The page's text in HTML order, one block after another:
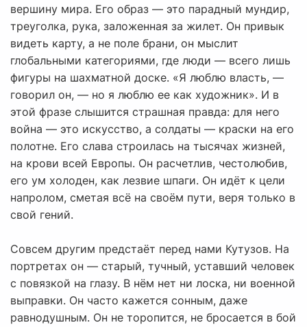
вершину мира. Его образ — это парадный мундир,
треуголка, рука, заложенная за жилет. Он привык
видеть карту, а не поле брани, он мыслит
глобальными категориями, где люди — всего лишь
фигуры на шахматной доске. «Я люблю власть, —
говорил он, — но я люблю ее как художник». И в
этой фразе слышится страшная правда: для него
война — это искусство, а солдаты — краски на его
полотне. Его слава строилась на тысячах жизней,
на крови всей Европы. Он расчетлив, честолюбив,
его ум холоден, как лезвие шпаги. Он идёт к цели
напролом, сметая всё на своём пути, веря только в
свой гений.
Совсем другим предстаёт перед нами Кутузов. На
портретах он — старый, тучный, уставший человек
с повязкой на глазу. В нём нет ни лоска, ни военной
выправки. Он часто кажется сонным, даже
равнодушным. Он не торопится, не бросается в бой